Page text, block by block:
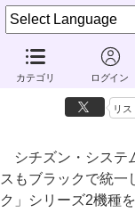
カテゴリ ログイン
シチズン・
～
リス
シチズン・システ
スもブラックで統一
ク」シリーズ2機種